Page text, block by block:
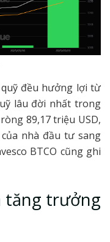
đều hưởng lợi từ
lâu đời nhất trong
89,17 triệu USD,
nhà đầu tư sang
BTCO cũng ghi
tăng trưởng